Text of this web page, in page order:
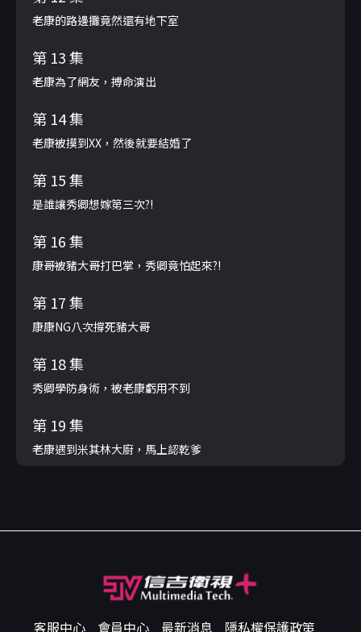
老康的路邊攤竟然還有地下室
第 13 集
老康為了網友，搏命演出
第 14 集
老康被摸到XX，然後就要結婚了
第 15 集
是誰讓秀卿想嫁第三次?!
第 16 集
康哥被豬大哥打巴掌，秀卿竟怕起來?!
第 17 集
康康NG八次撐死豬大哥
第 18 集
秀卿學防身術，被老康虧用不到
第 19 集
老康遇到米其林大廚，馬上認乾爹
客服中心 會員中心 最新消息 隱私權保護政策